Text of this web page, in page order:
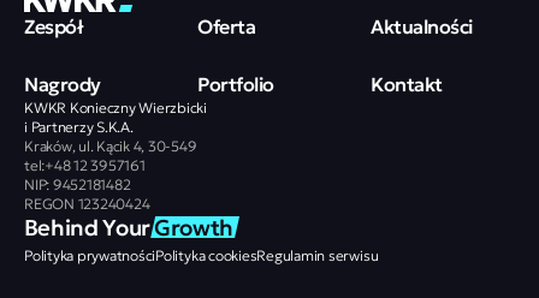
Zespół Oferta Aktualności
Nagrody Portfolio Kontakt
KWKR Konieczny Wierzbicki
i Partnerzy S.K.A.
Kraków, ul. Kącik 4, 30-549
tel:+48 12 3957161
NIP: 9452181482
REGON 123240424
Behind Your Growth
Polityka prywatnościPolityka cookiesRegulamin serwisu